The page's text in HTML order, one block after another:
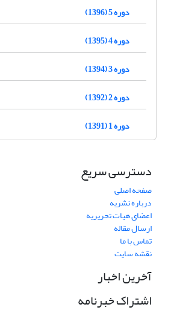
دوره 5 (1396)
دوره 4 (1395)
دوره 3 (1394)
دوره 2 (1392)
دوره 1 (1391)
دسترسی سریع
صفحه اصلی
درباره نشریه
اعضای هیات تحریریه
ارسال مقاله
تماس با ما
نقشه سایت
آخرین اخبار
اشتراک خبرنامه